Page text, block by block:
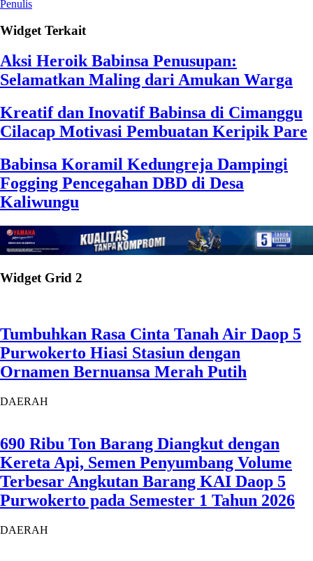
Penulis
Widget Terkait
Aksi Heroik Babinsa Penusupan:
Selamatkan Maling dari Amukan Warga
Kreatif dan Inovatif Babinsa di Cimanggu
Cilacap Motivasi Pembuatan Keripik Pare
Babinsa Koramil Kedungreja Dampingi
Fogging Pencegahan DBD di Desa
Kaliwungu
Widget Grid 2
Tumbuhkan Rasa Cinta Tanah Air Daop 5
Purwokerto Hiasi Stasiun dengan
Ornamen Bernuansa Merah Putih
DAERAH
690 Ribu Ton Barang Diangkut dengan
Kereta Api, Semen Penyumbang Volume
Terbesar Angkutan Barang KAI Daop 5
Purwokerto pada Semester 1 Tahun 2026
DAERAH